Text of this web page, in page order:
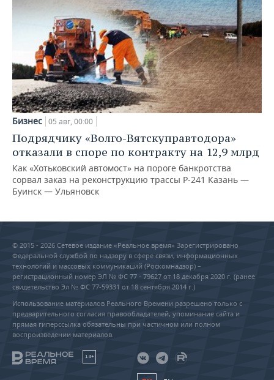
Бизнес 05 авг, 00:00
Подрядчику «Волго-Вятскуправтодора»
отказали в споре по контракту на 12,9 млрд
Как «Хотьковский автомост» на пороге банкротства
сорвал заказ на реконструкцию трассы Р‑241 Казань —
Буинск — Ульяновск
© 2015 - 2026 Сетевое издание «Реальное время» Зарегистрировано
Федеральной службой по надзору в сфере связи, информационных
технологий и массовых коммуникаций (Роскомнадзор) –
регистрационный номер ЭЛ № ФС 77 - 79627 от 18 декабря 2020 г. (ранее
свидетельство Эл № ФС 77-59331 от 18 сентября 2014 г.)
Использование материалов Реального Времени разрешено только с
предварительного согласия правообладателей, упоминание сайта и
прямая гиперссылка обязательны при частичном или полном
воспроизведении материалов.
18+